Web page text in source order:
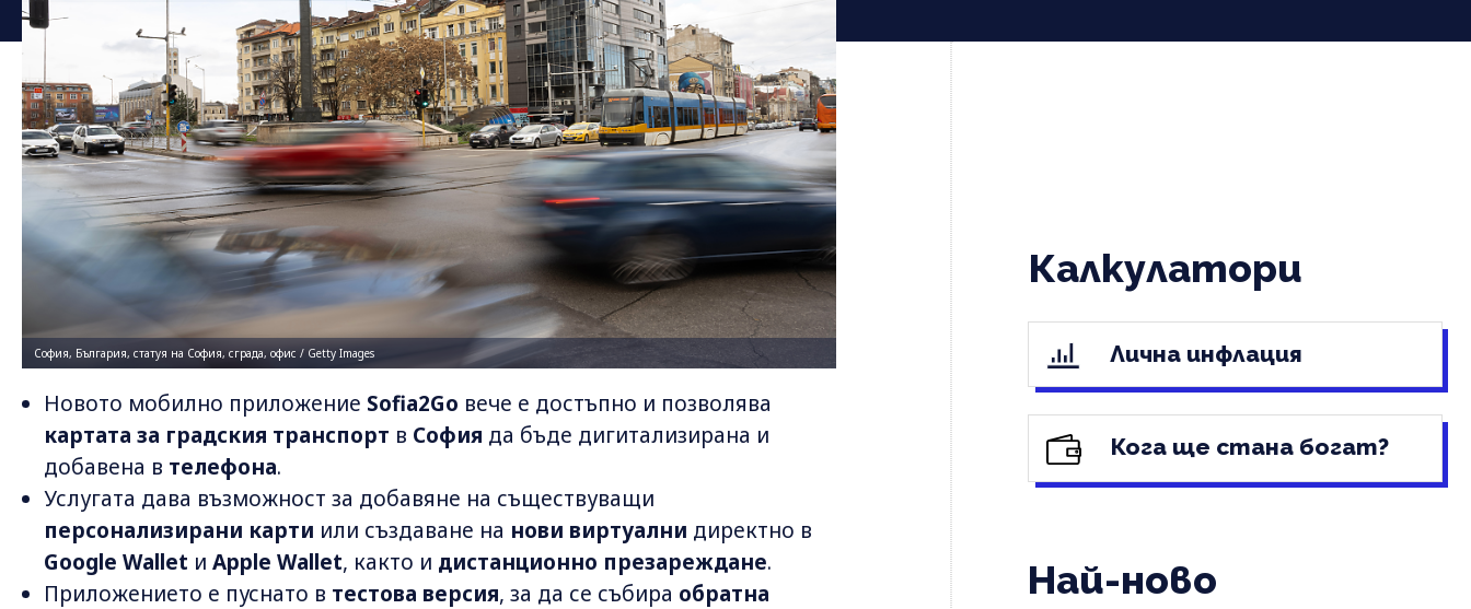
София, България, статуя на София, сграда, офис / Getty Images
Новото мобилно приложение Sofia2Go вече е достъпно и позволява
картата за градския транспорт в София да бъде дигитализирана и
добавена в телефона.
Услугата дава възможност за добавяне на съществуващи
персонализирани карти или създаване на нови виртуални директно в
Google Wallet и Apple Wallet, както и дистанционно презареждане.
Приложението е пуснато в тестова версия, за да се събира обратна
Калкулатори
Лична инфлация
Кога ще стана богат?
Най-ново